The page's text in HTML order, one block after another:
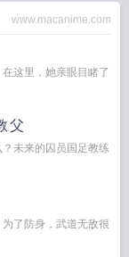
www.macanime.com
这里，她亲眼目睹了
父
未来的囚员国足教练
了防身，武道无敌很